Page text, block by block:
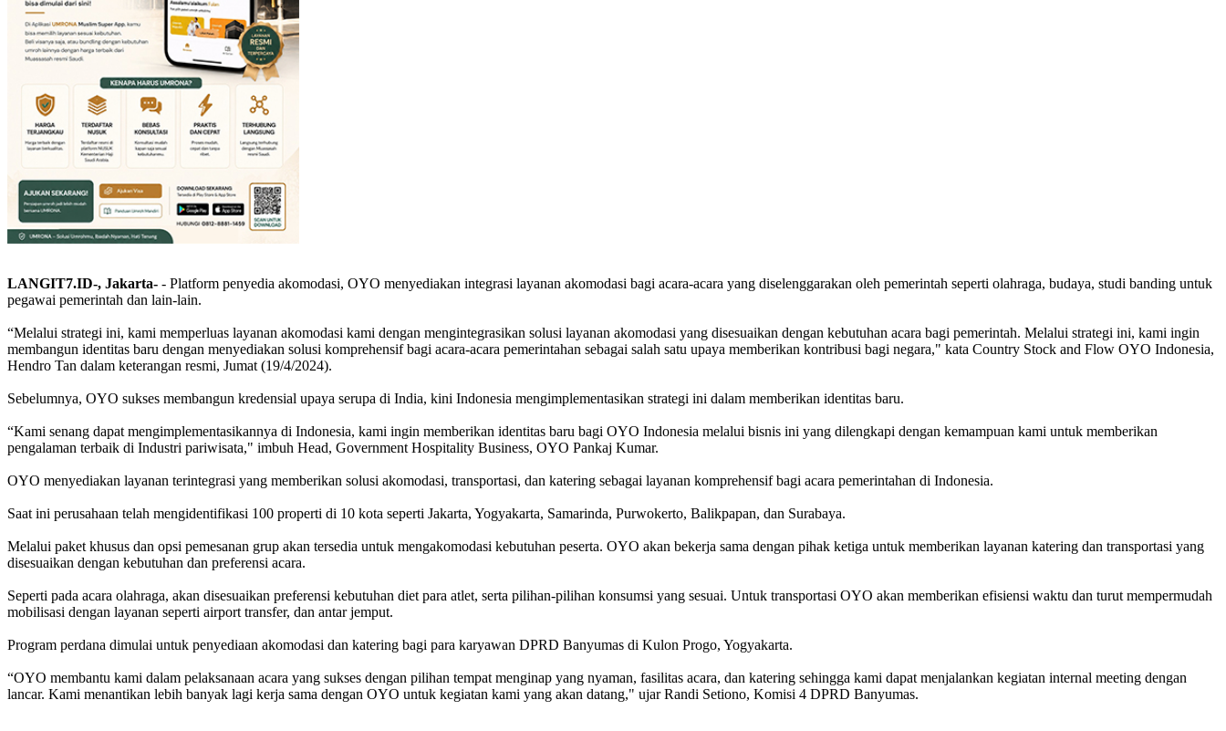
LANGIT7.ID-, Jakarta- - Platform penyedia akomodasi, OYO menyediakan integrasi layanan akomodasi bagi acara-acara yang diselenggarakan oleh pemerintah seperti olahraga, budaya, studi banding untuk
pegawai pemerintah dan lain-lain.
“Melalui strategi ini, kami memperluas layanan akomodasi kami dengan mengintegrasikan solusi layanan akomodasi yang disesuaikan dengan kebutuhan acara bagi pemerintah. Melalui strategi ini, kami ingin
membangun identitas baru dengan menyediakan solusi komprehensif bagi acara-acara pemerintahan sebagai salah satu upaya memberikan kontribusi bagi negara," kata Country Stock and Flow OYO Indonesia,
Hendro Tan dalam keterangan resmi, Jumat (19/4/2024).
Sebelumnya, OYO sukses membangun kredensial upaya serupa di India, kini Indonesia mengimplementasikan strategi ini dalam memberikan identitas baru.
“Kami senang dapat mengimplementasikannya di Indonesia, kami ingin memberikan identitas baru bagi OYO Indonesia melalui bisnis ini yang dilengkapi dengan kemampuan kami untuk memberikan
pengalaman terbaik di Industri pariwisata," imbuh Head, Government Hospitality Business, OYO Pankaj Kumar.
OYO menyediakan layanan terintegrasi yang memberikan solusi akomodasi, transportasi, dan katering sebagai layanan komprehensif bagi acara pemerintahan di Indonesia.
Saat ini perusahaan telah mengidentifikasi 100 properti di 10 kota seperti Jakarta, Yogyakarta, Samarinda, Purwokerto, Balikpapan, dan Surabaya.
Melalui paket khusus dan opsi pemesanan grup akan tersedia untuk mengakomodasi kebutuhan peserta. OYO akan bekerja sama dengan pihak ketiga untuk memberikan layanan katering dan transportasi yang
disesuaikan dengan kebutuhan dan preferensi acara.
Seperti pada acara olahraga, akan disesuaikan preferensi kebutuhan diet para atlet, serta pilihan-pilihan konsumsi yang sesuai. Untuk transportasi OYO akan memberikan efisiensi waktu dan turut mempermudah
mobilisasi dengan layanan seperti airport transfer, dan antar jemput.
Program perdana dimulai untuk penyediaan akomodasi dan katering bagi para karyawan DPRD Banyumas di Kulon Progo, Yogyakarta.
“OYO membantu kami dalam pelaksanaan acara yang sukses dengan pilihan tempat menginap yang nyaman, fasilitas acara, dan katering sehingga kami dapat menjalankan kegiatan internal meeting dengan
lancar. Kami menantikan lebih banyak lagi kerja sama dengan OYO untuk kegiatan kami yang akan datang," ujar Randi Setiono, Komisi 4 DPRD Banyumas.